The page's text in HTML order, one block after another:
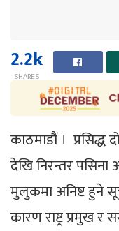
2.2k
SHARES
काठमाडौं । प्रसिद्ध
देखि निरन्तर
मुलुकमा अनिष्ट हुने
कारण राष्ट्र प्रमुख